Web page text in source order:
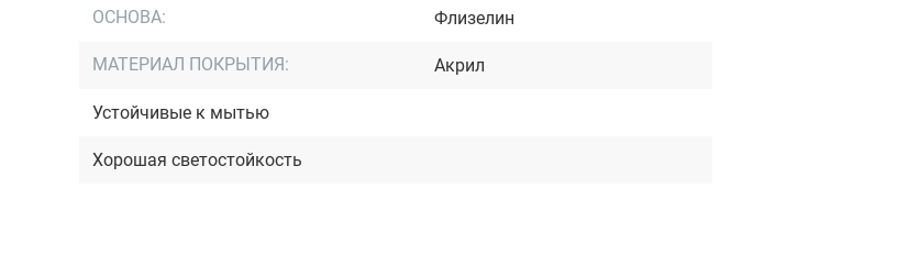
ОСНОВА: Флизелин
МАТЕРИАЛ ПОКРЫТИЯ: Акрил
Устойчивые к мытью
Хорошая светостойкость